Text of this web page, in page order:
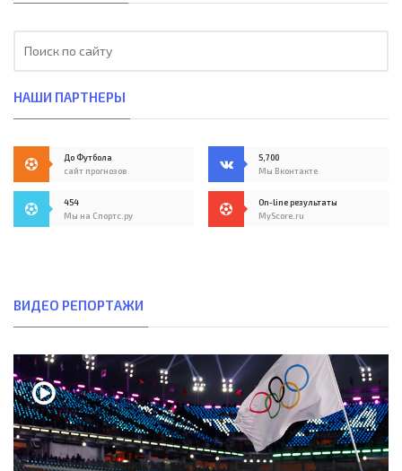
НАШИ ПАРТНЕРЫ
До Футбола
сайт прогнозов
5,700
Мы Вконтакте
454
Мы на Спортс.ру
On-line результаты
MyScore.ru
ВИДЕО РЕПОРТАЖИ